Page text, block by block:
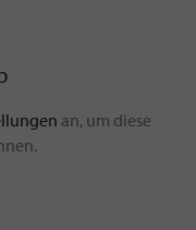
an, um diese